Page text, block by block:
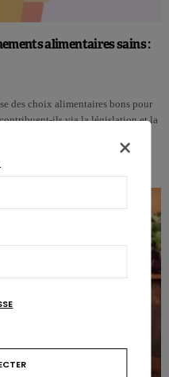
alimentaires sains :
des choix alimentaires bons pour
ils via la législation et la
×